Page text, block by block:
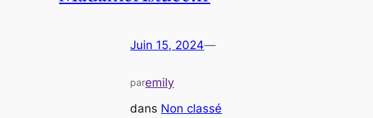
Juin 15, 2024—
paremily
dans Non classé